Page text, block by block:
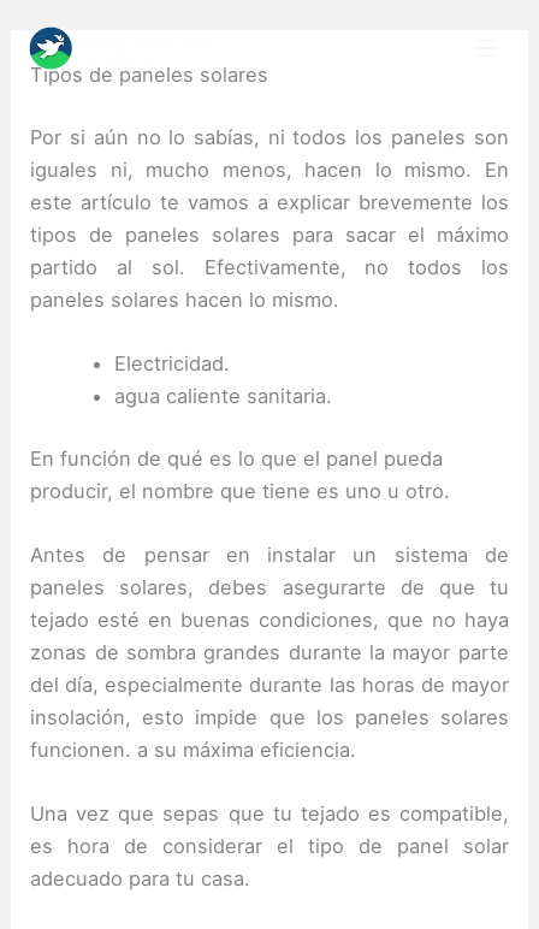
content
Tipos de paneles solares
Por si aún no lo sabías, ni todos los paneles son
iguales ni, mucho menos, hacen lo mismo. En
este artículo te vamos a explicar brevemente los
tipos de paneles solares para sacar el máximo
partido al sol. Efectivamente, no todos los
paneles solares hacen lo mismo.
Electricidad.
agua caliente sanitaria.
En función de qué es lo que el panel pueda
producir, el nombre que tiene es uno u otro.
Antes de pensar en instalar un sistema de
paneles solares, debes asegurarte de que tu
tejado esté en buenas condiciones, que no haya
zonas de sombra grandes durante la mayor parte
del día, especialmente durante las horas de mayor
insolación, esto impide que los paneles solares
funcionen. a su máxima eficiencia.
Una vez que sepas que tu tejado es compatible,
es hora de considerar el tipo de panel solar
adecuado para tu casa.